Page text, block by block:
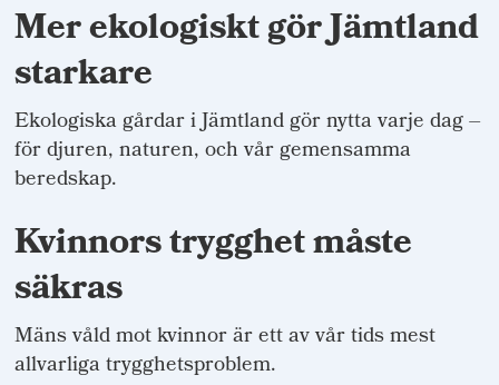
Mer ekologiskt gör Jämtland
starkare
Ekologiska gårdar i Jämtland gör nytta varje dag –
för djuren, naturen, och vår gemensamma
beredskap.
Kvinnors trygghet måste
säkras
Mäns våld mot kvinnor är ett av vår tids mest
allvarliga trygghetsproblem.